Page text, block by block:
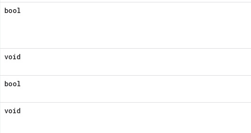
bool
void
bool
void